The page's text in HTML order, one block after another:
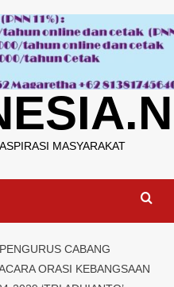
MASYARAKAT
CABANG
ORASI KEBANGSAAN